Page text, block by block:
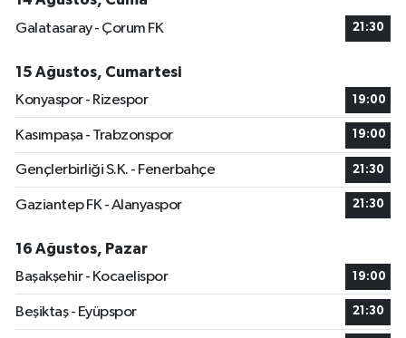
Galatasaray - Çorum FK
21:30
15 Ağustos, Cumartesi
Konyaspor - Rizespor
19:00
Kasımpaşa - Trabzonspor 19:00
Gençlerbirliği S.K. - Fenerbahçe 21:30
Gaziantep FK - Alanyaspor 21:30
16 Ağustos, Pazar
Başakşehir - Kocaelispor
19:00
Beşiktaş - Eyüpspor 21:30